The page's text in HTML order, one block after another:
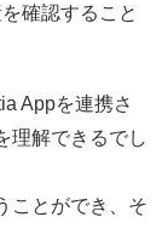
確認すること
Appを連携さ
理解できるでし
ことができ、そ